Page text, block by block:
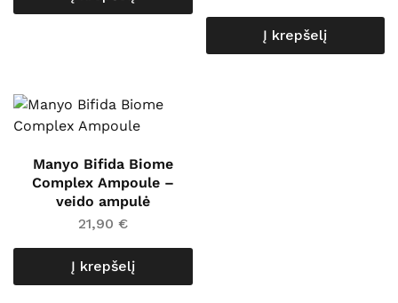
Į krepšelį
Manyo Bifida Biome
Complex Ampoule –
veido ampulė
21,90 €
Į krepšelį